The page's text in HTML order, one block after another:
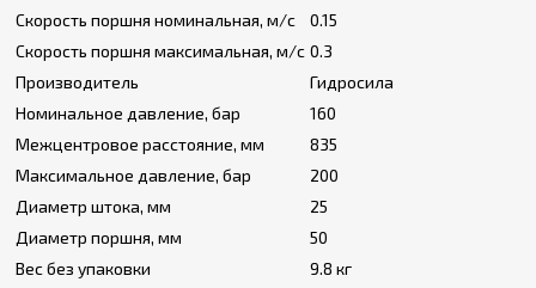
Скорость поршня номинальная, м/с
0.15
Скорость поршня максимальная, м/с 0.3
Производитель
Гидросила
Номинальное давление, бар
160
Межцентровое расстояние, мм
835
Максимальное давление, бар
200
Диаметр штока, мм
25
Диаметр поршня, мм
50
Вес без упаковки
9.8 кг